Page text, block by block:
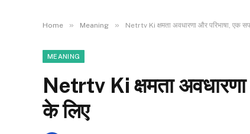
Home » Meaning » Netrtv Ki क्षमता अवधारणा और परिभाषा, एक
MEANING
Netrtv Ki क्षमता
के लिए